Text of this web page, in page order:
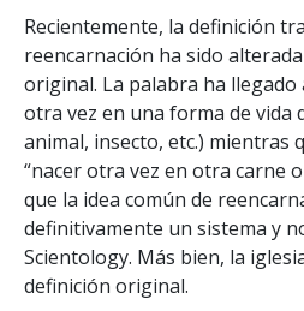
Recientemente, la definición
reencarnación ha sido
original. La palabra ha llegado
otra vez en una forma de vida
animal, insecto, etc.) mientras
“nacer otra vez en otra carne
que la idea común de
definitivamente un sistema y
Scientology. Más bien, la
definición original.